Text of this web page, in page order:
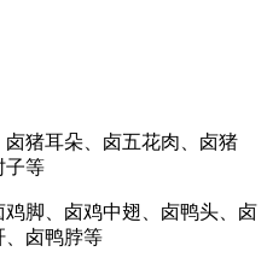
猪耳朵、卤五花肉、卤猪
子等
脚、卤鸡中翅、卤鸭头、卤
、卤鸭脖等